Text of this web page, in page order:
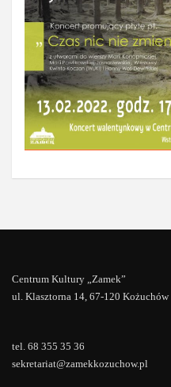
Centrum Kultury „Zamek”
ul. Klasztorna 14, 67-120 Kożuchów
tel. 68 355 35 36
sekretariat@zamekkozuchow.pl